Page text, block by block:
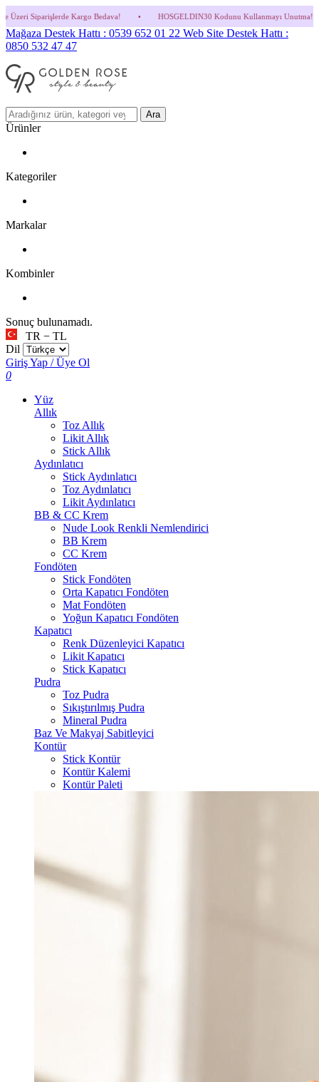
Bedava! • HOSGELDIN30 Kodunu Kullanmayı Unutma! (Parfüm ve İndirimli
Mağaza Destek Hattı : 0539 652 01 22 Web Site Destek Hattı :
0850 532 47 47
Ara
Ürünler
Kategoriler
Markalar
Kombinler
Sonuç bulunamadı.
TR − TL
Dil
Giriş Yap / Üye Ol
0
Yüz
Allık
Toz Allık
Likit Allık
Stick Allık
Aydınlatıcı
Stick Aydınlatıcı
Toz Aydınlatıcı
Likit Aydınlatıcı
BB & CC Krem
Nude Look Renkli Nemlendirici
BB Krem
CC Krem
Fondöten
Stick Fondöten
Orta Kapatıcı Fondöten
Mat Fondöten
Yoğun Kapatıcı Fondöten
Kapatıcı
Renk Düzenleyici Kapatıcı
Likit Kapatıcı
Stick Kapatıcı
Pudra
Toz Pudra
Sıkıştırılmış Pudra
Mineral Pudra
Baz Ve Makyaj Sabitleyici
Kontür
Stick Kontür
Kontür Kalemi
Kontür Paleti